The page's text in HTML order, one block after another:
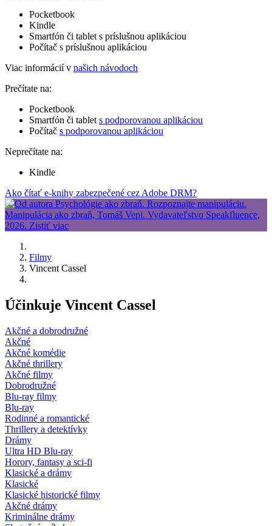
Pocketbook
Kindle
Smartfón či tablet s príslušnou aplikáciou
Počítač s príslušnou aplikáciou
Viac informácií v našich návodoch
Prečítate na:
Pocketbook
Smartfón či tablet s podporovanou aplikáciou
Počítač s podporovanou aplikáciou
Neprečítate na:
Kindle
Ako čítať e-knihy zabezpečené cez Adobe DRM?
Filmy
Vincent Cassel
Účinkuje Vincent Cassel
Akčné a dobrodružné
Akčné
Akčné komédie
Akčné thrillery
Akčné filmy
Dobrodružné
Blu-ray filmy
Blu-ray
Rodinné a romantické
Thrillery a detektívky
Drámy
Ultra HD Blu-ray
Horory, fantasy a sci-fi
Klasické a drámy
Klasické
Klasické historické filmy
Akčné drámy
Kriminálne drámy